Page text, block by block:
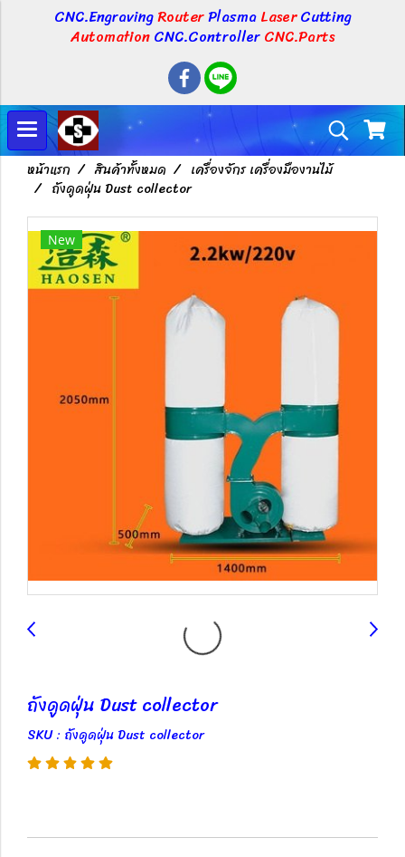
CNC.EngravingRouterPlasmaLaserCutting
AutomationCNC.ControllerCNC.Parts
หน้าแรก สินค้าทั้งหมด
เครื่องจักร เครื่องมืองานไม้
ถังดูดฝุ่น Dust collector
New
ถังดูดฝุ่น Dust collector
SKU : ถังดูดฝุ่น Dust collector